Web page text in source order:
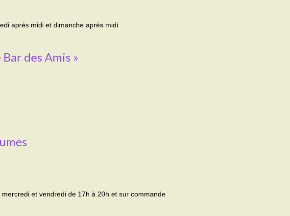
aprés midi et dimanche après midi
des Amis »
et vendredi de 17h à 20h et sur commande